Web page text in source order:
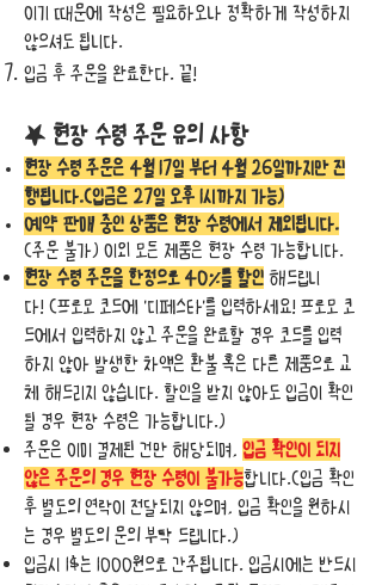
이기 때문에 작성은 필요하오나 정확하게 작성하지
않으셔도 됩니다.
입금 후 주문을 완료한다. 끝!
★ 현장 수령 주문 유의 사항
현장 수령 주문은 4월 17일 부터 4월 26일까지만 진
행됩니다.(입금은 27일 오후 1시까지 가능)
예약 판매 중인 상품은 현장 수령에서 제외됩니다.
(주문 불가) 이외 모든 제품은 현장 수령 가능합니다.
현장 수령 주문을 한정으로 40%를 할인 해드립니
다! (프로모 코드에 '디페스타'를 입력하세요! 프로모 코
드에서 입력하지 않고 주문을 완료할 경우 코드를 입력
하지 않아 발생한 차액은 환불 혹은 다른 제품으로 교
체 해드리지 않습니다. 할인을 받지 않아도 입금이 확인
될 경우 현장 수령은 가능합니다.)
주문은 이미 결제된 건만 해당되며, 입금 확인이 되지
않은 주문의 경우 현장 수령이 불가능합니다.(입금 확인
후 별도의 연락이 전달되지 않으며, 입금 확인을 원하시
는 경우 별도의 문의 부탁 드립니다.)
입금시 1$는 1000원으로 간주됩니다. 입금시에는 반드시